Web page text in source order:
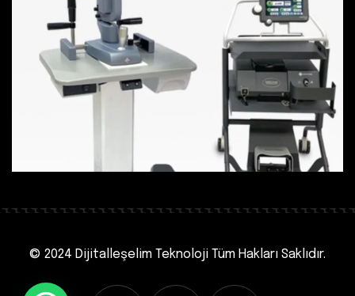
© 2024 Dijitalleşelim Teknoloji Tüm Hakları Saklıdır.